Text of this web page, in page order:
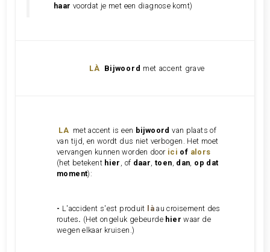
haar voordat je met een diagnose komt)
LÀ Bijwoord met accent grave
LA met accent is een bijwoordvan plaats of
van tijd, en wordt dus niet verbogen. Het moet
vervangen kunnen worden doorici of alors
(het betekenthier , of daar, toen, dan, op dat
moment):
- L'accident s'est produit làau croisement des
routes. (Het ongeluk gebeurde hier waar de
wegen elkaar kruisen.)